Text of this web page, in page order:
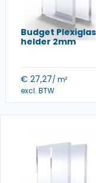
Budget
helder 2mm
€ 27,27/ m²
excl. BTW